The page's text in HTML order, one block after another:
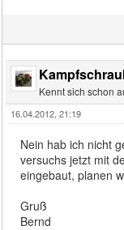
Kennt sich schon
16.04.2012, 21:19
Nein hab ich nicht
versuchs jetzt mit
eingebaut, planen
Gruß
Bernd